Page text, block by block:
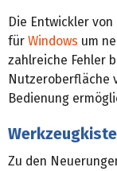
Die Entwickler
für Windows um
zahlreiche Fehler
Nutzeroberfläche
Bedienung
Zu den